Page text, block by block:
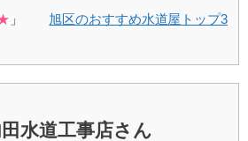
」 旭区のおすすめ水道屋トップ3
水道工事店さん